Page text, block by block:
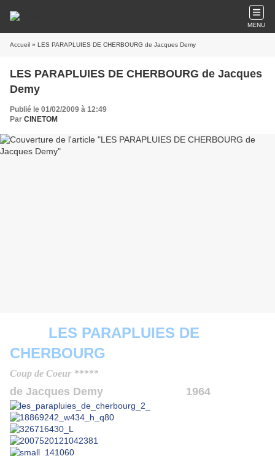
MENU
Accueil » LES PARAPLUIES DE CHERBOURG de Jacques Demy
LES PARAPLUIES DE CHERBOURG de Jacques
Demy
Publié le 01/02/2009 à 12:49
Par CINETOM
LES PARAPLUIES DE
CHERBOURG
Coup de Coeur *****
de Jacques Demy 1964